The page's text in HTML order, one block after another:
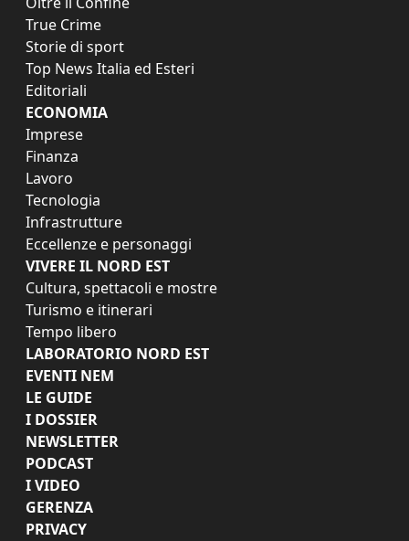
True Crime
Storie di sport
Top News Italia ed Esteri
Editoriali
ECONOMIA
Imprese
Finanza
Lavoro
Tecnologia
Infrastrutture
Eccellenze e personaggi
VIVERE IL NORD EST
Cultura, spettacoli e mostre
Turismo e itinerari
Tempo libero
LABORATORIO NORD EST
EVENTI NEM
LE GUIDE
I DOSSIER
NEWSLETTER
PODCAST
I VIDEO
GERENZA
PRIVACY